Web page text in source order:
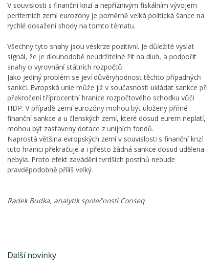
V souvislosti s finanční krizí a nepříznivým fiskálním vývojem
periferních zemí eurozóny je poměrně velká politická šance na
rychlé dosažení shody na tomto tématu.
Všechny tyto snahy jsou veskrze pozitivní. Je důležité vyslat
signál, že je dlouhodobě neudržitelné žít na dluh, a podpořit
snahy o vyrovnání státních rozpočtů.
Jako jediný problém se jeví důvěryhodnost těchto případných
sankcí. Evropská unie může již v současnosti ukládat sankce při
překročení tříprocentní hranice rozpočtového schodku vůči
HDP. V případě zemí eurozóny mohou být uloženy přímé
finanční sankce a u členských zemí, které dosud eurem neplatí,
mohou být zastaveny dotace z unijních fondů.
Naprostá většina evropských zemí v souvislosti s finanční krizí
tuto hranici překračuje a i přesto žádná sankce dosud udělena
nebyla. Proto efekt zavádění tvrdších postihů nebude
pravděpodobně příliš velký.
Radek Budka, analytik společnosti Conseq
Další novinky